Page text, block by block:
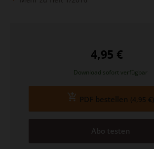
4,95 €
Download sofort verfügbar
PDF bestellen (4,95 €)
Abo testen